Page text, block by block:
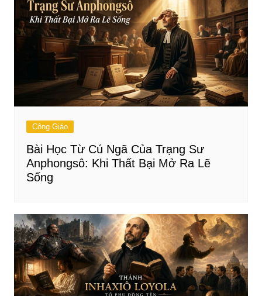
Công Giáo
Bài Học Từ Cú Ngã Của Trạng Sư
Anphongsô: Khi Thất Bại Mở Ra Lẽ
Sống